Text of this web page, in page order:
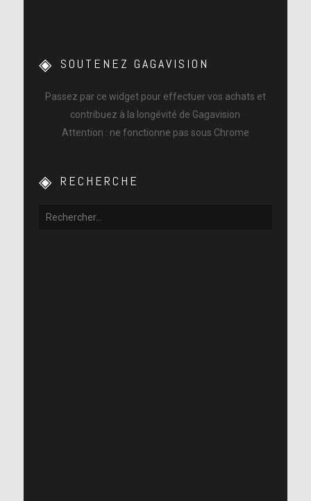
SOUTENEZ GAGAVISION
Passez par ce widget pour effectuer vos achats et
contribuez à la longévité de Gagavision
Attention : ne fonctionne pas sous Chrome
RECHERCHE